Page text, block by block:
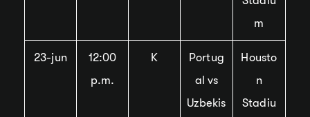
m
23-jun
12:00
p.m.
K
Portug
al vs
Uzbekis
Housto
n
Stadiu